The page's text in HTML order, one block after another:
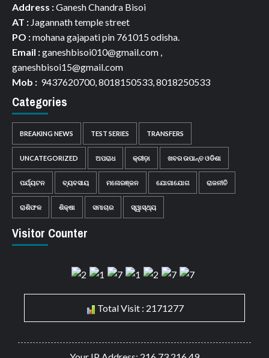
Address :Ganesh Chandra Bisoi
AT : Jagannath temple street
PO :mohana gajapati pin 761015 odisha.
Email :ganeshbisoi010@gmail.com ,
ganeshbisoi15@gmail.com
Mob : 9437620700, 8018150533, 8018250533
Categories
BREAKING NEWS TEST SERIES TRANSFERS
UNCATEGORIZED ଅପରାଧ କ୍ରୀଡ଼ା ଖବର ଉପାନ୍ତ ଓଡିଶା
ପର୍ଯ୍ୟଟନ ବ୍ୟବସାୟ ମନୋରଞ୍ଜନ ଯୋଗାଯୋଗ ରାଜନୀତି
ରାଶିଫଳ ଶିକ୍ଷା ସମାଚାର ସ୍ୱାସ୍ଥ୍ୟ
Visitor Counter
Total Visit : 2171277